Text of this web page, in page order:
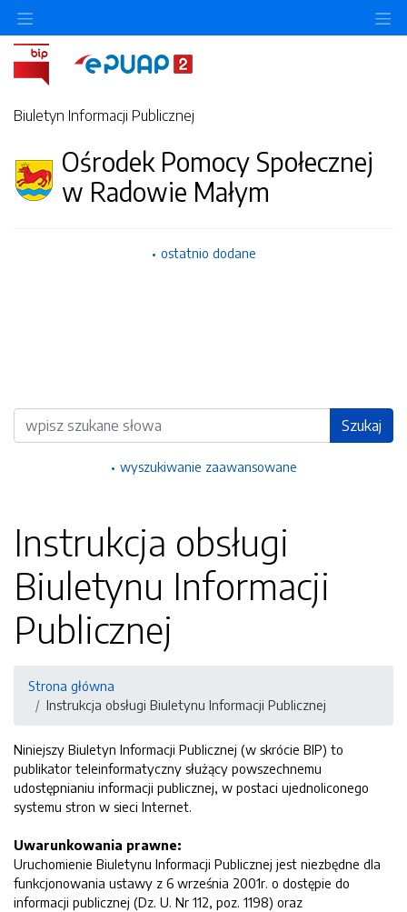
Biuletyn Informacji Publicznej
Ośrodek Pomocy Społecznej
w Radowie Małym
ostatnio dodane
Wyszukiwarka Szukaj
wyszukiwanie zaawansowane
Instrukcja obsługi
Biuletynu Informacji
Publicznej
Strona główna
Instrukcja obsługi Biuletynu Informacji Publicznej
Niniejszy Biuletyn Informacji Publicznej (w skrócie BIP) to
publikator teleinformatyczny służący powszechnemu
udostępnianiu informacji publicznej, w postaci ujednoliconego
systemu stron w sieci Internet.
Uwarunkowania prawne:
Uruchomienie Biuletynu Informacji Publicznej jest niezbędne dla
funkcjonowania ustawy z 6 września 2001r. o dostępie do
informacji publicznej (Dz. U. Nr 112, poz. 1198) oraz